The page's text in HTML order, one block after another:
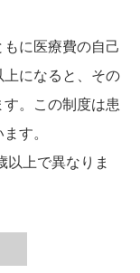
に医療費の自己
になると、その
。この制度は患
す。
以上で異なりま